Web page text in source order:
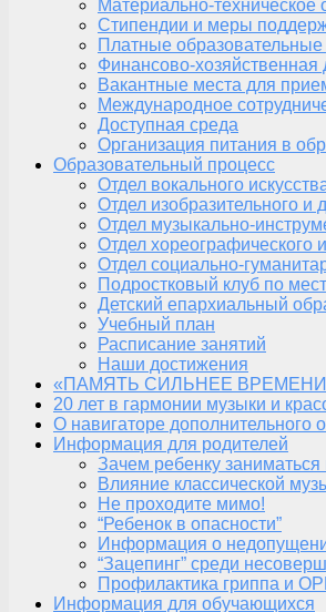
Материально-техническое
Стипендии и меры
Платные образовательные
Финансово-хозяйственная
Вакантные места для
Международное
Доступная среда
Организация питания в
Образовательный процесс
Отдел вокального
Отдел изобразительного и
Отдел музыкально-
Отдел хореографического
Отдел социально-
Подростковый клуб по
Детский епархиальный
Учебный план
Расписание занятий
Наши достижения
«ПАМЯТЬ СИЛЬНЕЕ
20 лет в гармонии музыки и
О навигаторе дополнительного
Информация для родителей
Зачем ребенку
Влияние классической
Не проходите мимо!
“Ребенок в опасности”
Информация о
“Зацепинг” среди
Профилактика гриппа и
Информация для обучающихся